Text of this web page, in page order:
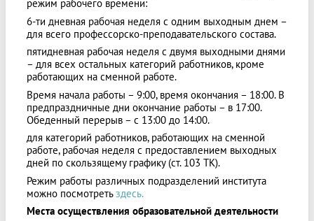
режим рабочего времени:
6-ти дневная рабочая неделя с одним выходным днем –
для всего профессорско-преподавательского состава.
пятидневная рабочая неделя с двумя выходными днями
– для всех остальных категорий работников, кроме
работающих на сменной работе.
Время начала работы – 9:00, время окончания – 18:00. В
предпраздничные дни окончание работы – в 17:00.
Обеденный перерыв – с 13:00 до 14:00.
для категорий работников, работающих на сменной
работе, рабочая неделя с предоставлением выходных
дней по скользящему графику (ст. 103 ТК).
Режим работы различных подразделений института
можно посмотретьздесь.
Места осуществления образовательной деятельности